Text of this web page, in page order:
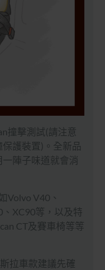
撞擊測試(請注意
護裝置)。全新品
陣子味道就會消
Volvo V40、
XC90等，以及特
CT及賽車椅等等
拉車款建議先確